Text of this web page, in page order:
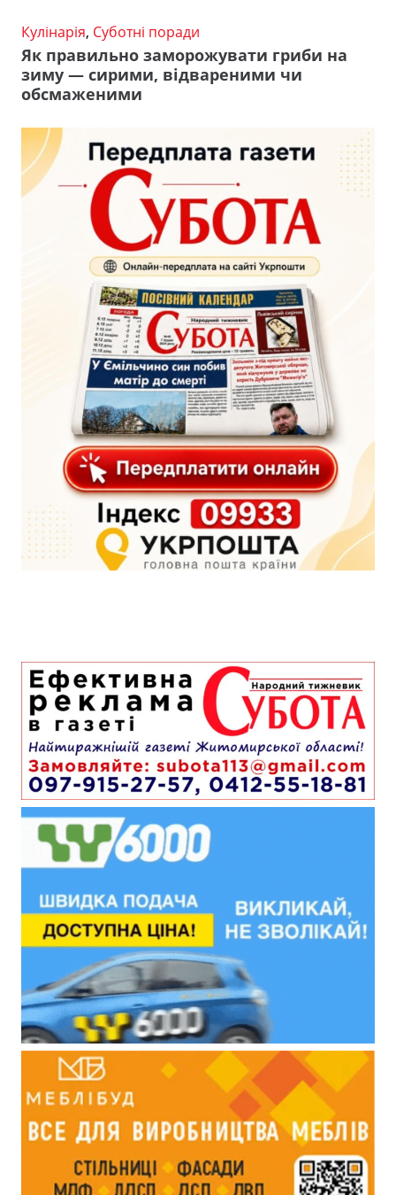
Кулінарія, Суботні поради
Як правильно заморожувати гриби на
зиму — сирими, відвареними чи
обсмаженими